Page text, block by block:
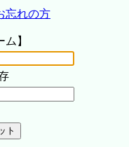
忘れの方
】